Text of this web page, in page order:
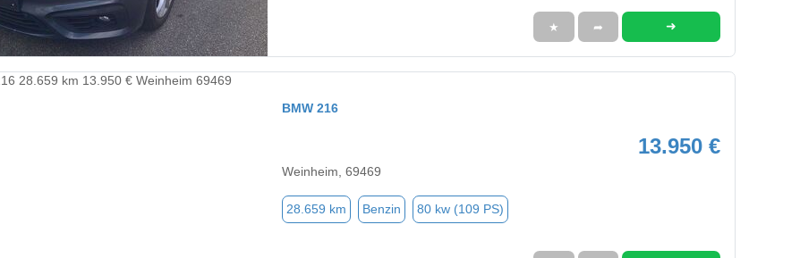
★ ➦ ➜
BMW 216
13.950 €
Weinheim, 69469
28.659 km Benzin 80 kw (109 PS)